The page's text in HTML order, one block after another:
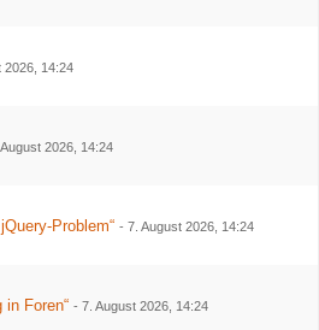
2026, 14:24
2026, 14:24
Problem“ - 7. August 2026, 14:24
in Foren“ - 7. August 2026, 14:24